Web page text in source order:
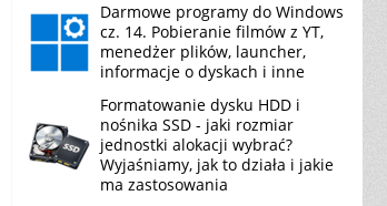
Darmowe programy do Windows
cz. 14. Pobieranie filmów z YT,
menedżer plików, launcher,
informacje o dyskach i inne
Formatowanie dysku HDD i
nośnika SSD - jaki rozmiar
jednostki alokacji wybrać?
Wyjaśniamy, jak to działa i jakie
ma zastosowania